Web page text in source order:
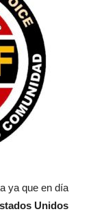
ya que en día
Unidos